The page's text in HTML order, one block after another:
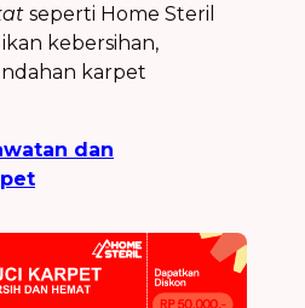
seperti Home Steril
kebersihan,
karpet
dan